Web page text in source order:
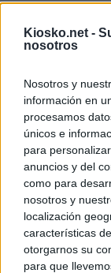
Kiosko.net -
nosotros
Nosotros y
información en
procesamos
únicos e
para
anuncios y del
como para
nosotros y
localización
características
otorgarnos su
para que
© Kiosko.net